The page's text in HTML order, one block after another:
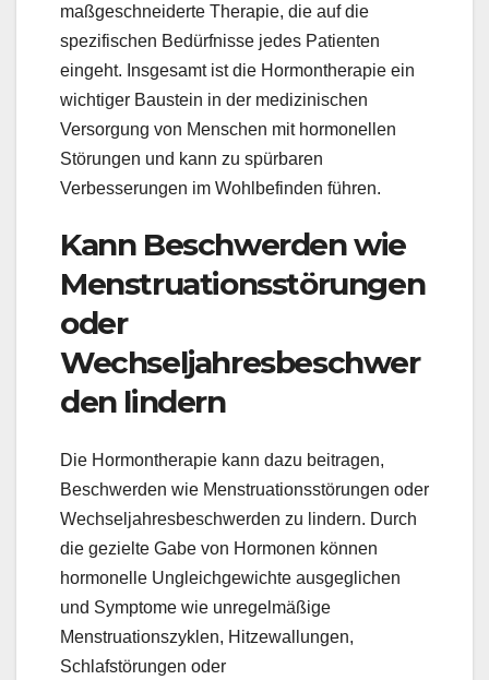
maßgeschneiderte Therapie, die auf die
spezifischen Bedürfnisse jedes Patienten
eingeht. Insgesamt ist die Hormontherapie ein
wichtiger Baustein in der medizinischen
Versorgung von Menschen mit hormonellen
Störungen und kann zu spürbaren
Verbesserungen im Wohlbefinden führen.
Kann Beschwerden wie
Menstruationsstörungen
oder
Wechseljahresbeschwer
den lindern
Die Hormontherapie kann dazu beitragen,
Beschwerden wie Menstruationsstörungen oder
Wechseljahresbeschwerden zu lindern. Durch
die gezielte Gabe von Hormonen können
hormonelle Ungleichgewichte ausgeglichen
und Symptome wie unregelmäßige
Menstruationszyklen, Hitzewallungen,
Schlafstörungen oder